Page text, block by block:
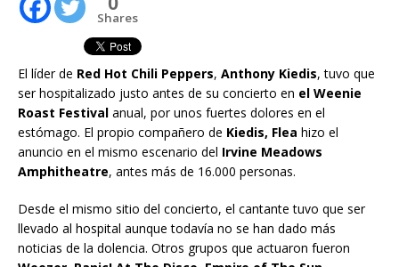
Shares
El líder de Red Hot Chili Peppers, Anthony Kiedis, tuvo que
ser hospitalizado justo antes de su concierto en el Weenie
Roast Festival anual, por unos fuertes dolores en el
estómago. El propio compañero de Kiedis, Flea hizo el
anuncio en el mismo escenario del Irvine Meadows
Amphitheatre, antes más de 16.000 personas.
Desde el mismo sitio del concierto, el cantante tuvo que ser
llevado al hospital aunque todavía no se han dado más
noticias de la dolencia. Otros grupos que actuaron fueron